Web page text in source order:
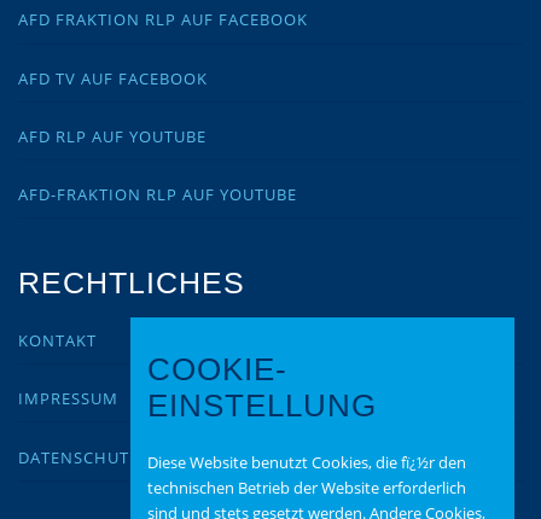
AFD FRAKTION RLP AUF FACEBOOK
AFD TV AUF FACEBOOK
AFD RLP AUF YOUTUBE
AFD-FRAKTION RLP AUF YOUTUBE
RECHTLICHES
KONTAKT
IMPRESSUM
DATENSCHUTZ
COOKIE-
EINSTELLUNG
Diese Website benutzt Cookies, die fï¿½r den
technischen Betrieb der Website erforderlich
sind und stets gesetzt werden. Andere Cookies,